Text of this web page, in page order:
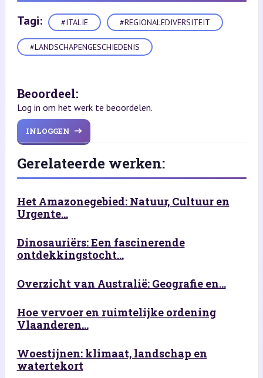
Tagi: #ITALIË #REGIONALEDIVERSITEIT
#LANDSCHAPENGESCHIEDENIS
Beoordeel:
Log in om het werk te beoordelen.
INLOGGEN
Gerelateerde werken:
Het Amazonegebied: Natuur, Cultuur en
Urgente...
Dinosauriërs: Een fascinerende
ontdekkingstocht...
Overzicht van Australië: Geografie en...
Hoe vervoer en ruimtelijke ordening
Vlaanderen...
Woestijnen: klimaat, landschap en
watertekort